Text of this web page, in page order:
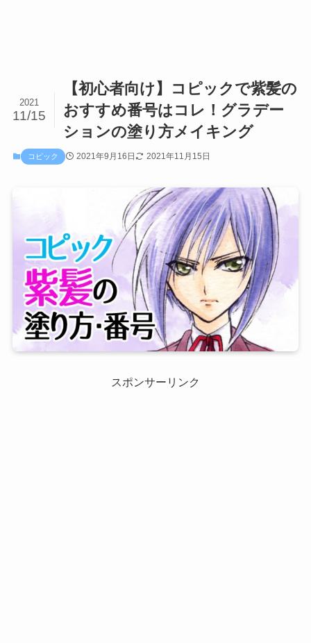
【初心者向け】コピックで紫髪の
おすすめ番号はコレ！グラデー
ションの塗り方メイキング
2021
11/15
コピック 2021年9月16日 2021年11月15日
スポンサーリンク